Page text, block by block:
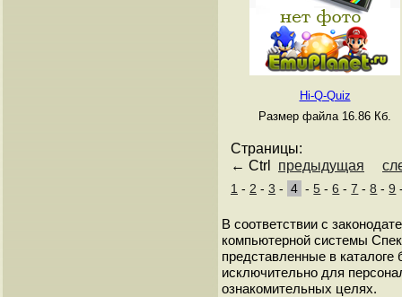
Hi-Q-Quiz
Размер файла 16.86 Кб.
Страницы:
← Ctrl предыдущая
1 - 2 - 3 - 4 -5 -6 -7 -8 -9
В соответствии с
компьютерной системы
представленные в
исключительно для
ознакомительных целях.